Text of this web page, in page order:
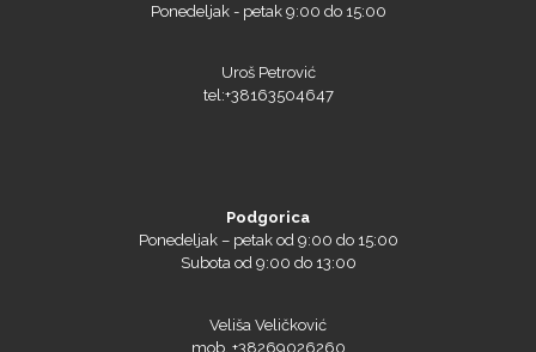
We R Memory Keepers
WrapCut
Ponedeljak - petak 9:00 do 15:00
Uroš Petrović
tel:+38163504647
Podgorica
Ponedeljak – petak od 9:00 do 15:00
Subota od 9:00 do 13:00
Veliša Veličković
mob. +38269026260